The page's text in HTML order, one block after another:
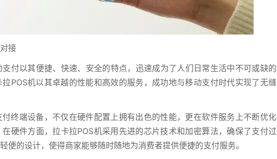
接
付以其便捷、快速、安全的特点，迅速成为了人们日常生活中不可或缺的
POS机以其卓越的性能和高效的服务，成功地与移动支付时代实现了无缝
终端设备，不仅在硬件配置上拥有出色的性能，更在软件服务上不断优化
硬件方面，拉卡拉POS机采用先进的芯片技术和加密算法，确保了支付过
便的设计，使得商家能够随时随地为消费者提供便捷的支付服务。